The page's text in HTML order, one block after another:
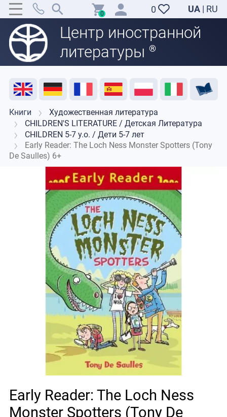
0 UA | RU
Центр иностранной
литературы ®
0
Акция Распродажа Отзывы Поддержка преподавателей
Книги
Художественная литература
CHILDREN'S LITERATURE / Детская Литература
CHILDREN 5-7 y.o. / Дети 5-7 лет
Early Reader: The Loch Ness Monster Spotters (Tony
De Saulles) 6+
Early Reader: The Loch Ness
Monster Spotters (Tony De